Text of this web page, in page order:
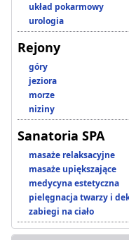
układ pokarmowy
urologia
Rejony
góry
jeziora
morze
niziny
Sanatoria SPA
masaże relaksacyjne
masaże upiększające
medycyna estetyczna
pielęgnacja twarzy i
zabiegi na ciało